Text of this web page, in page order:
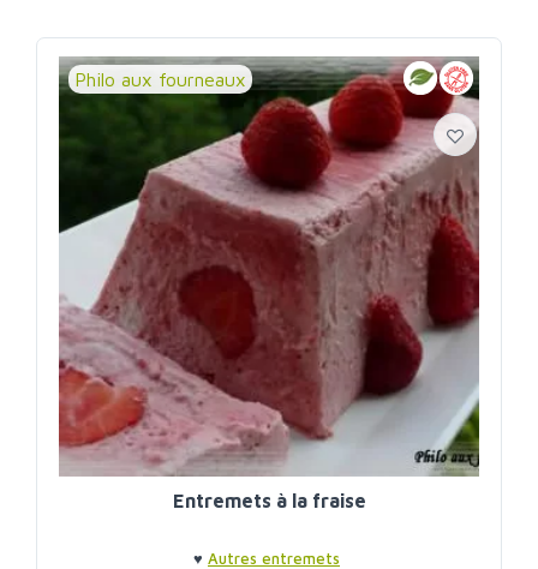
Philo aux fourneaux
Entremets à la fraise
♥ Autres entremets